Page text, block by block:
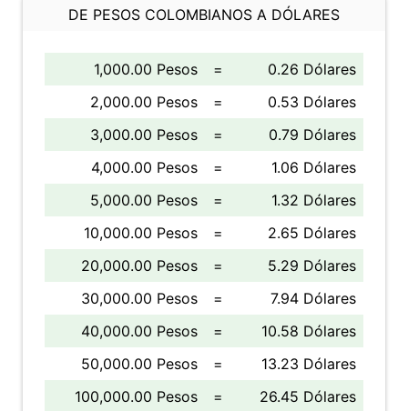
DE PESOS COLOMBIANOS A DÓLARES
1,000.00 Pesos =
0.26 Dólares
2,000.00 Pesos
=
0.53 Dólares
3,000.00 Pesos
=
0.79 Dólares
4,000.00 Pesos
=
1.06 Dólares
5,000.00 Pesos
=
1.32 Dólares
10,000.00 Pesos
=
2.65 Dólares
20,000.00 Pesos
=
5.29 Dólares
30,000.00 Pesos
=
7.94 Dólares
40,000.00 Pesos
=
10.58 Dólares
50,000.00 Pesos
=
13.23 Dólares
100,000.00 Pesos
= 26.45 Dólares